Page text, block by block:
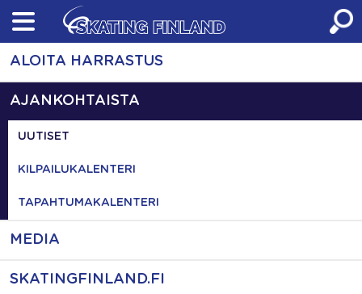
Skip
content
ALOITA HARRASTUS
AJANKOHTAISTA
UUTISET
KILPAILUKALENTERI
TAPAHTUMAKALENTERI
MEDIA
SKATINGFINLAND.FI